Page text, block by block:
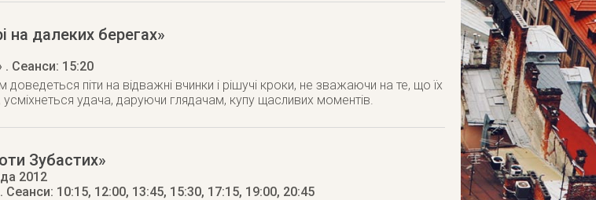
на далеких берегах»
. Сеанси: 15:20
доведеться піти на відважні вчинки і рішучі кроки, не зважаючи на те, що їх
усміхнеться удача, даруючи глядачам, купу щасливих моментів.
Зубастих»
2012
. Сеанси: 10:15, 12:00, 13:45, 15:30, 17:15, 19:00, 20:45